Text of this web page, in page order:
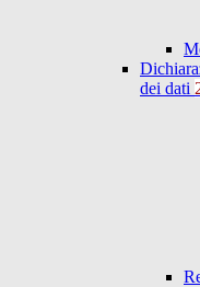
dei dati